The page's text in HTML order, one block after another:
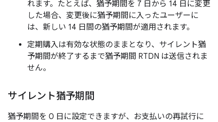
れます。たとえば、猶予期間を 7 日から 14 日に変更
した場合、変更後に猶予期間に入ったユーザーに
は、新しい 14 日間の猶予期間が適用されます。
定期購入は有効な状態のままとなり、サイレント猶
予期間が終了するまで猶予期間 RTDN は送信されま
せん。
サイレント猶予期間
猶予期間を 0 日に設定できますが、お支払いの再試行に